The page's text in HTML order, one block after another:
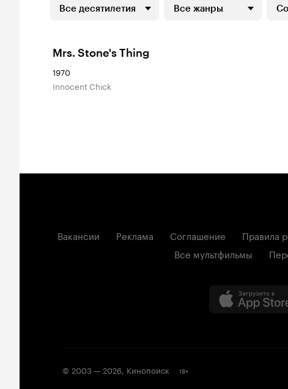
Все десятилетия Все жанры
Mrs. Stone's Thing
1970
Innocent Chick
Вакансии Реклама Соглашение Правила
Все мультфильмы
© 2003 —2026, Кинопоиск 18+